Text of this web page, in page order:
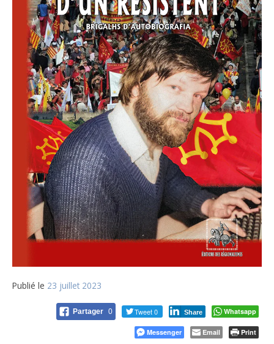
Publié le 23 juillet 2023
Partager 0 Tweet 0 Share Whatsapp
Messenger Email Print